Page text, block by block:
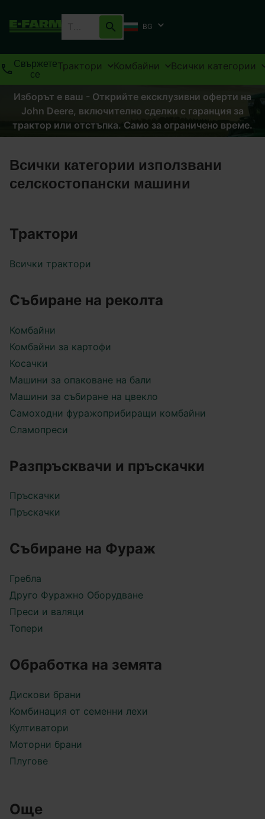
BG
Свържете
се
Трактори Комбайни Всички категории
Изборът е ваш - Открийте ексклузивни оферти на
John Deere, включително сделки с гаранция за
трактор или отстъпка. Само за ограничено време.
Всички категории използвани
селскостопански машини
Трактори
Всички трактори
Събиране на реколта
Комбайни
Комбайни за картофи
Косачки
Машини за опаковане на бали
Машини за събиране на цвекло
Самоходни фуражоприбиращи комбайни
Сламопреси
Разпръсквачи и пръскачки
Пръскачки
Пръскачки
Събиране на Фураж
Гребла
Друго Фуражно Оборудване
Преси и валяци
Топери
Обработка на земята
Дискови брани
Комбинация от семенни лехи
Култиватори
Моторни брани
Плугове
Още